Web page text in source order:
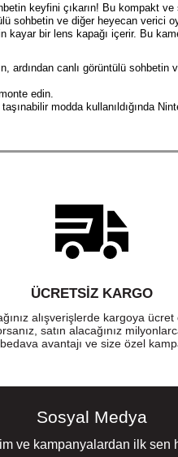
keyfini çıkarın! Bu kompakt ve
sohbetin ve diğer heyecan verici
bir lens kapağı içerir. Bu
ardından canlı görüntülü
edin.
modda kullanıldığında
ÜCRETSIZ KARGO
alışverişlerde kargoya
satın alacağınız
avantajı ve size özel
Sosyal Medya
ve kampanyalardan ilk sen